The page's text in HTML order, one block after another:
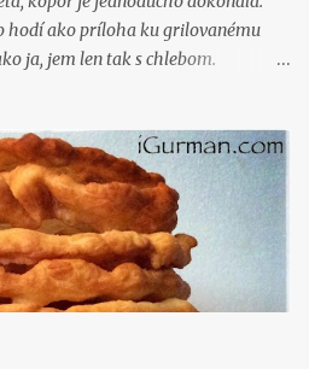
hodí ako príloha ku grilovanému
ja, jem len tak s chlebom.
a uvidíte. Tak poďme na to. Čo
rohy /vyberajte tie extrémne
cuketa 1/2 viazaničky kôpru
cesnaku /ak používate čínsky
oleja /kto nemá rád jeho
zo slnečnicovým v pomere 1:1 / 5
čubrica, soľ, č. korenie.
či u...